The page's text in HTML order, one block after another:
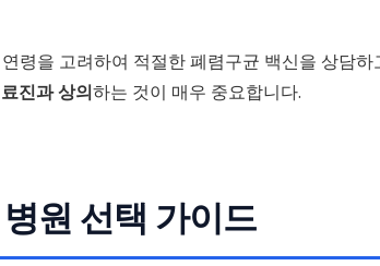
령을 고려하여 적절한 폐렴구균 백신을 상담하
진과 상의하는 것이 매우 중요합니다.
원 선택 가이드